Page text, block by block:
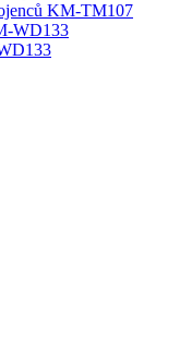
KM-TM107